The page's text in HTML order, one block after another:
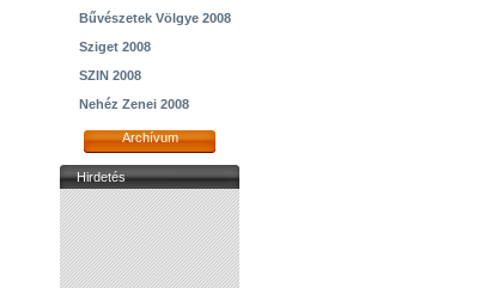
Bűvészetek Völgye 2008
Sziget 2008
SZIN 2008
Nehéz Zenei 2008
Archívum
Hirdetés